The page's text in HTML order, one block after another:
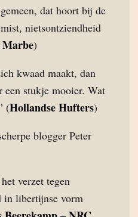
dat hoort bij de
nietsontziendheid
Marbe)
kwaad maakt, dan
een stukje mooier. Wat
(Hollandse Hufters)
blogger Peter
verzet tegen
in libertijnse vorm